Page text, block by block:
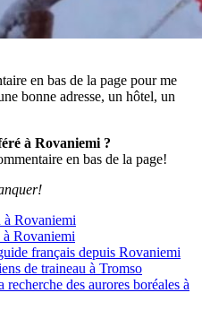
en bas de la page pour me
bonne adresse, un hôtel, un
à Rovaniemi ?
en bas de la page!
à Rovaniemi
à Rovaniemi
français depuis Rovaniemi
de traineau à Tromso
des aurores boréales à